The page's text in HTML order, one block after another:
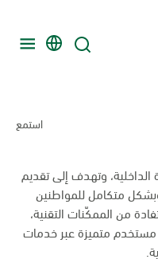
استمع
الداخلية، وتهدف إلى تقديم
متكامل للمواطنين
من الممكّنات التقنية،
مستخدم متميزة عبر خدمات